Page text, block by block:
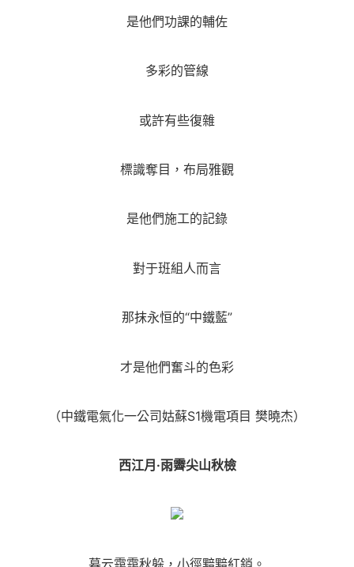
是他們功課的輔佐
多彩的管線
或許有些復雜
標識奪目，布局雅觀
是他們施工的記錄
對于班組人而言
那抹永恒的“中鐵藍”
才是他們奮斗的色彩
（中鐵電氣化一公司姑蘇S1機電項目 樊曉杰）
西江月·雨霽尖山秋檢